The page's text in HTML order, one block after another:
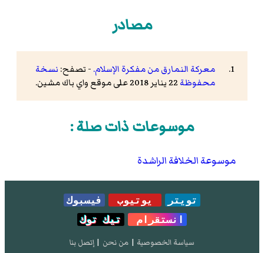
مصادر
معركة النمارق من مفكرة الإسلام. - تصفح: نسخة
محفوظة
موسوعات ذات صلة :
موسوعة الخلافة الراشدة
تويتر يوتيوب
فيسبوك
انستقرام
تيك توك
سياسة الخصوصية | من نحن | إتصل بنا